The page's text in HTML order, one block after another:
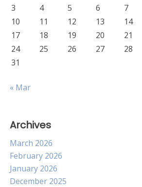
3
4 5 6 7
10
11 12 13 14
17
18 19 20 21
24
25 26 27 28
31
« Mar
Archives
March 2026
February 2026
January 2026
December 2025